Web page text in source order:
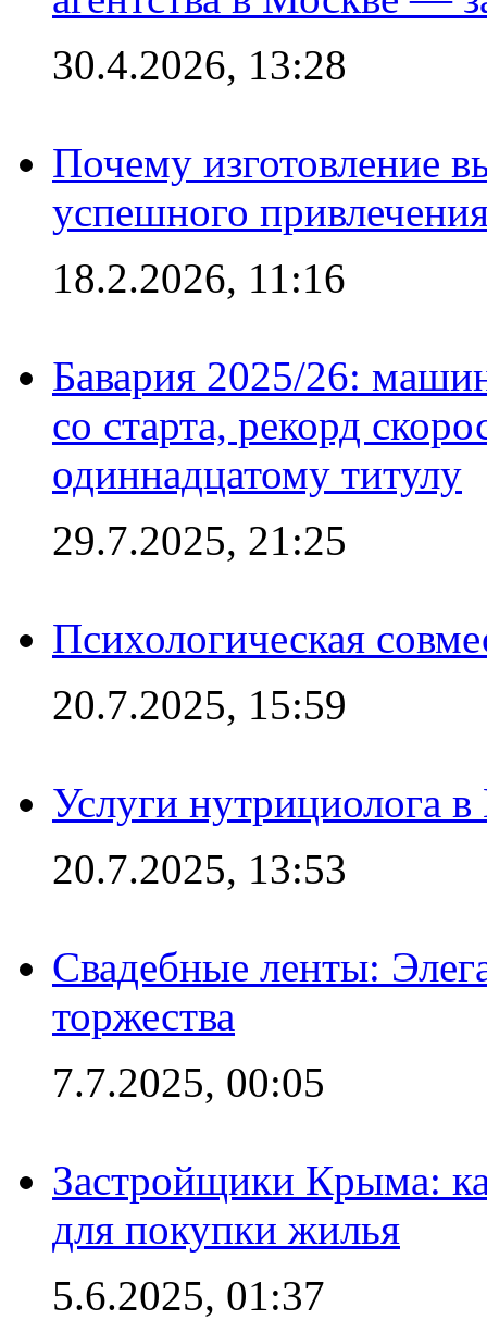
30.4.2026, 13:28
Почему изготовление
успешного
18.2.2026, 11:16
Бавария 2025/26:
со старта, рекорд
одиннадцатому титулу
29.7.2025, 21:25
Психологическая
20.7.2025, 15:59
Услуги нутрициолога
20.7.2025, 13:53
Свадебные ленты:
торжества
7.7.2025, 00:05
Застройщики Крыма:
для покупки жилья
5.6.2025, 01:37